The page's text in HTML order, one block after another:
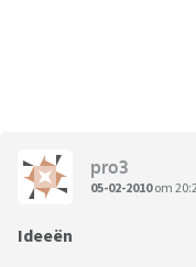
pro3
05-02-2010om
Ideeën